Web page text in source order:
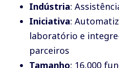
Indústria:
Iniciativa:
laboratório e
parceiros
Tamanho: 16,000